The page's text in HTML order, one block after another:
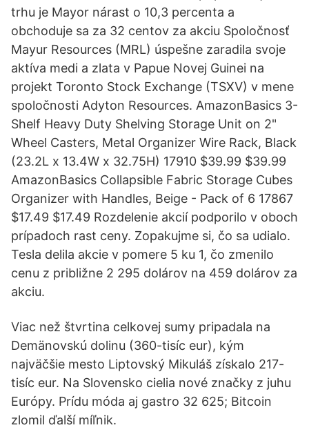
trhu je Mayor nárast o 10,3 percenta a
obchoduje sa za 32 centov za akciu Spoločnosť
Mayur Resources (MRL) úspešne zaradila svoje
aktíva medi a zlata v Papue Novej Guinei na
projekt Toronto Stock Exchange (TSXV) v mene
spoločnosti Adyton Resources. AmazonBasics 3-
Shelf Heavy Duty Shelving Storage Unit on 2"
Wheel Casters, Metal Organizer Wire Rack, Black
(23.2L x 13.4W x 32.75H) 17910 $39.99 $39.99
AmazonBasics Collapsible Fabric Storage Cubes
Organizer with Handles, Beige - Pack of 6 17867
$17.49 $17.49 Rozdelenie akcií podporilo v oboch
prípadoch rast ceny. Zopakujme si, čo sa udialo.
Tesla delila akcie v pomere 5 ku 1, čo zmenilo
cenu z približne 2 295 dolárov na 459 dolárov za
akciu.
Viac než štvrtina celkovej sumy pripadala na
Demänovskú dolinu (360-tisíc eur), kým
najväčšie mesto Liptovský Mikuláš získalo 217-
tisíc eur. Na Slovensko cielia nové značky z juhu
Európy. Prídu móda aj gastro 32 625; Bitcoin
zlomil ďalší míľnik.